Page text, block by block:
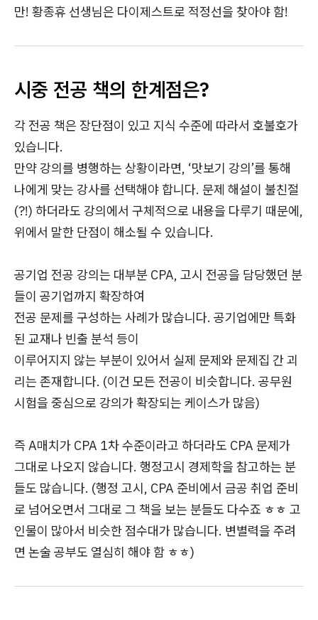
만! 황종휴 선생님은 다이제스트로 적정선을 찾아야 함!
시중 전공 책의 한계점은?
각 전공 책은 장단점이 있고 지식 수준에 따라서 호불호가
있습니다.
만약 강의를 병행하는 상황이라면, ‘맛보기 강의’를 통해
나에게 맞는 강사를 선택해야 합니다. 문제 해설이 불친절
(?!) 하더라도 강의에서 구체적으로 내용을 다루기 때문에,
위에서 말한 단점이 해소될 수 있습니다.
공기업 전공 강의는 대부분 CPA, 고시 전공을 담당했던 분
들이 공기업까지 확장하여
전공 문제를 구성하는 사례가 많습니다. 공기업에만 특화
된 교재나 빈출 분석 등이
이루어지지 않는 부분이 있어서 실제 문제와 문제집 간 괴
리는 존재합니다. (이건 모든 전공이 비슷합니다. 공무원
시험을 중심으로 강의가 확장되는 케이스가 많음)
즉 A매치가 CPA 1차 수준이라고 하더라도 CPA 문제가
그대로 나오지 않습니다. 행정고시 경제학을 참고하는 분
들도 많습니다. (행정 고시, CPA 준비에서 금공 취업 준비
로 넘어오면서 그대로 그 책을 보는 분들도 다수죠 ㅎㅎ 고
인물이 많아서 비슷한 점수대가 많습니다. 변별력을 주려
면 논술 공부도 열심히 해야 함 ㅎㅎ)